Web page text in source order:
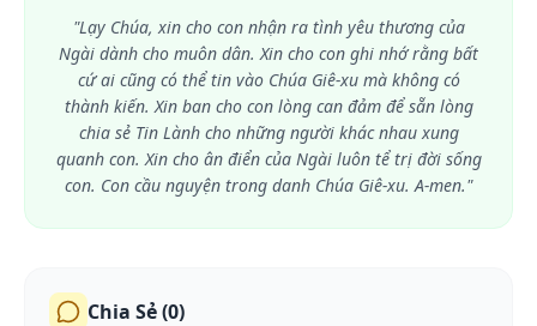
"Lạy Chúa, xin cho con nhận ra tình yêu thương của
Ngài dành cho muôn dân. Xin cho con ghi nhớ rằng bất
cứ ai cũng có thể tin vào Chúa Giê-xu mà không có
thành kiến. Xin ban cho con lòng can đảm để sẵn lòng
chia sẻ Tin Lành cho những người khác nhau xung
quanh con. Xin cho ân điển của Ngài luôn tể trị đời sống
con. Con cầu nguyện trong danh Chúa Giê-xu. A-men."
Chia Sẻ (0)